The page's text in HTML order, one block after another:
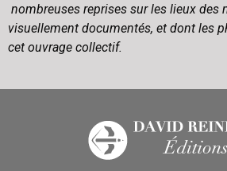
nombreuses reprises sur les lieux des
visuellement documentés, et dont les
cet ouvrage collectif.